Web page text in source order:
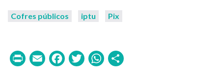
Cofres públicos iptu Pix
PrintEmailFacebook
TwitterWhatsApp